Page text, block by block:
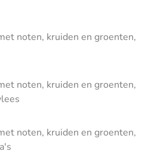
noten, kruiden en groenten,
noten, kruiden en groenten,
noten, kruiden en groenten,